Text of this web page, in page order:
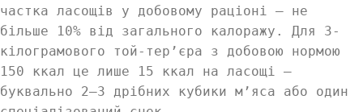
частка ласощів у добовому раціоні — не
більше 10% від загального калоражу. Для 3-
кілограмового той-тер’єра з добовою нормою
150 ккал це лише 15 ккал на ласощі —
буквально 2–3 дрібних кубики м’яса або один